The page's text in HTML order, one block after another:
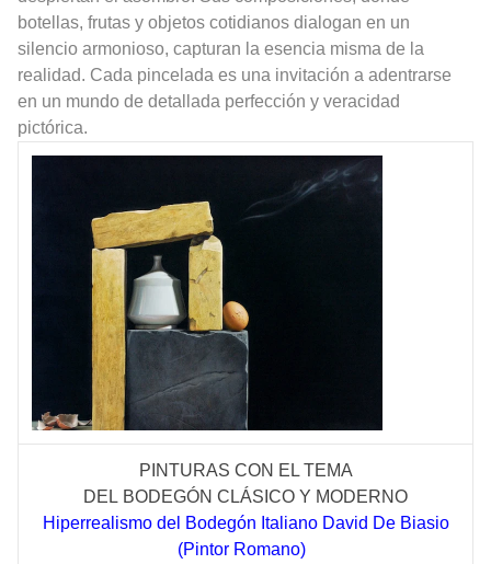
botellas, frutas y objetos cotidianos dialogan en un
silencio armonioso, capturan la esencia misma de la
realidad. Cada pincelada es una invitación a adentrarse
en un mundo de detallada perfección y veracidad
pictórica.
PINTURAS CON EL TEMA
DEL BODEGÓN CLÁSICO Y MODERNO
Hiperrealismo del Bodegón Italiano David De Biasio
(Pintor Romano)